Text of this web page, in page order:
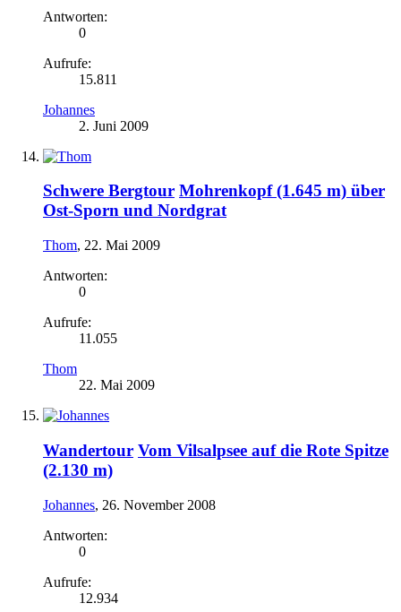
Antworten:
0
Aufrufe:
15.811
Johannes
2. Juni 2009
Schwere Bergtour Mohrenkopf (1.645 m) über
Ost-Sporn und Nordgrat
Thom, 22. Mai 2009
Antworten:
0
Aufrufe:
11.055
Thom
22. Mai 2009
Wandertour Vom Vilsalpsee auf die Rote Spitze
(2.130 m)
Johannes, 26. November 2008
Antworten:
0
Aufrufe:
12.934